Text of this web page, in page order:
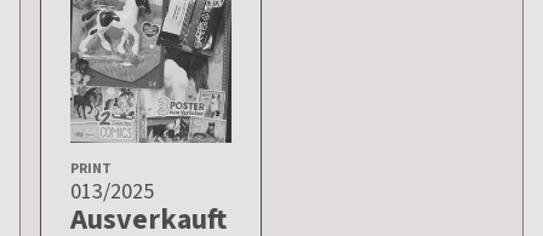
PRINT
013/2025
Ausverkauft